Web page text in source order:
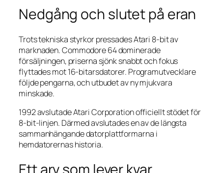
Nedgång och slutet på eran
Trots tekniska styrkor pressades Atari 8-bit av
marknaden. Commodore 64 dominerade
försäljningen, priserna sjönk snabbt och fokus
flyttades mot 16-bitarsdatorer. Programutvecklare
följde pengarna, och utbudet av ny mjukvara
minskade.
1992 avslutade Atari Corporation officiellt stödet för
8-bit-linjen. Därmed avslutades en av de längsta
sammanhängande datorplattformarna i
hemdatorernas historia.